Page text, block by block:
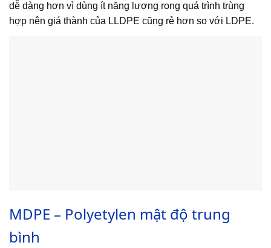
dễ dàng hơn vì dùng ít năng lượng rong quá trình trùng
hợp nên giá thành của LLDPE cũng rẻ hơn so với LDPE.
MDPE – Polyetylen mật độ trung
bình